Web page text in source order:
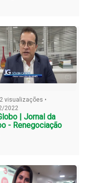
visualizações •
2022
| Jornal da
- Renegociação